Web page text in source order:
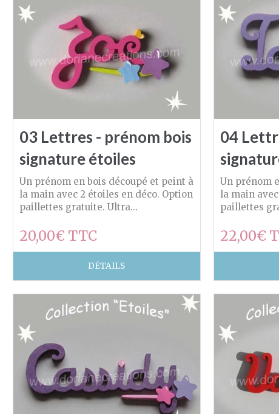
03 Lettres - prénom bois
signature étoiles
Un prénom en bois découpé et peint à
la main avec 2 étoiles en déco. Option
paillettes gratuite. Ultra...
20,00€ TTC
DÉTAILS
04
Un prénom
la main
paillettes
22,00€